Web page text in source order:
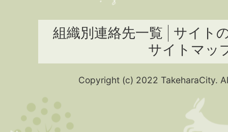
組織別連絡先一覧
サイト
サイトマッ
Copyright (c) 2022 TakeharaCity.